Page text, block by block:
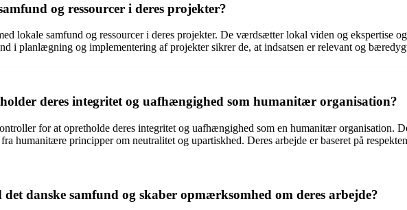
og ressourcer i deres projekter?
lokale samfund og ressourcer i deres projekter. De værdsætter lokal viden og ekspertise
i planlægning og implementering af projekter sikrer de, at indsatsen er relevant og
deres integritet og uafhængighed som humanitær organisation?
for at opretholde deres integritet og uafhængighed som en humanitær
humanitære principper om neutralitet og upartiskhed. Deres arbejde er baseret på
danske samfund og skaber opmærksomhed om deres arbejde?